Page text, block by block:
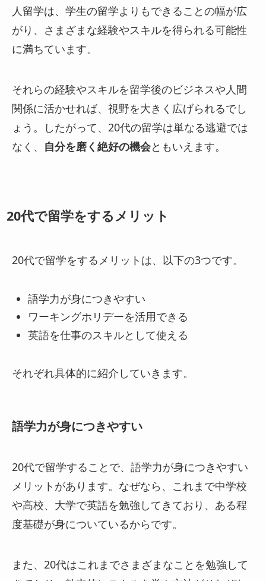
人留学は、学生の留学よりもできることの幅が広
がり、さまざまな経験やスキルを得られる可能性
に満ちています。
それらの経験やスキルを留学後のビジネスや人間
関係に活かせれば、視野を大きく広げられるでし
ょう。したがって、20代の留学は単なる逃避では
なく、 自分を磨く絶好の機会ともいえます。
20代で留学をするメリット
20代で留学をするメリットは、以下の3つです。
語学力が身につきやすい
ワーキングホリデーを活用できる
英語を仕事のスキルとして使える
それぞれ具体的に紹介していきます。
語学力が身につきやすい
20代で留学することで、語学力が身につきやすい
メリットがあります。なぜなら、これまで中学校
や高校、大学で英語を勉強してきており、ある程
度基礎が身についているからです。
また、20代はこれまでさまざまなことを勉強して